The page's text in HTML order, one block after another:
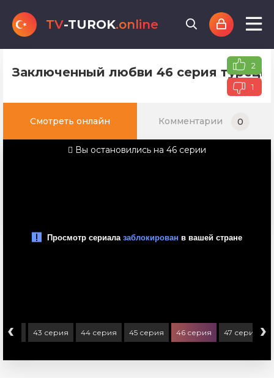
TV-TUROK.online
Заключенный любви 46 серия 2
1
Смотреть онлайн Комментарии 0
Вы остановились на 46 серии
‹ 43 серия 44 серия 45 серия 46 серия 47 серия ›